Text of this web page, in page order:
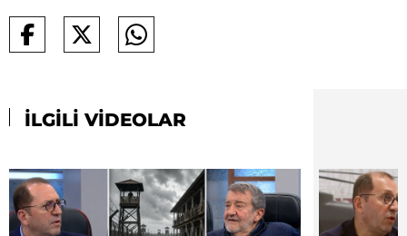
İLGİLİ VİDEOLAR